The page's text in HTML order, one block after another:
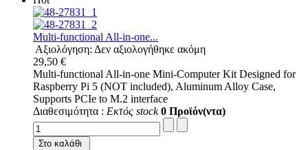
Multi-functional All-in-one...
Αξιολόγηση: Δεν αξιολογήθηκε ακόμη
29,50 €
Multi-functional All-in-one Mini-Computer Kit Designed for
Raspberry Pi 5 (NOT included), Aluminum Alloy Case,
Supports PCIe to M.2 interface
Διαθεσιμότητα : Εκτός stock 0 Προϊόν(ντα)
Στο καλάθι